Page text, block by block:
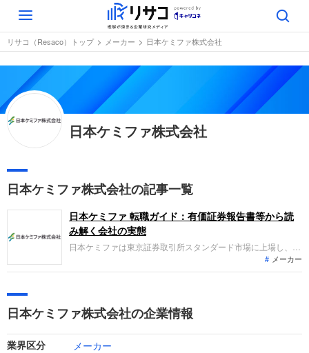
Toggle
navigation
リサコ（Resaco）トップ メーカー 日本ケミファ株式会社
日本ケミファ株式会社
日本ケミファ株式会社の記事一覧
日本ケミファ 転職ガイド：有価証券報告書等から読
み解く会社の実態
日本ケミファは東京証券取引所スタンダード市場に上場し、医
療用医薬品を中心とするヘルスケア事業を展開しています。直
近の業績は、ジェネリック医薬品などの拡販で売上高が前期比
指しています。
メーカー
日本ケミファ株式会社の企業情報
業界区分 メーカー